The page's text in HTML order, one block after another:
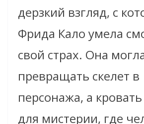
дерзкий взгляд, с
Фрида Кало умела
свой страх. Она
превращать скелет в
персонажа, а
для мистерии, где